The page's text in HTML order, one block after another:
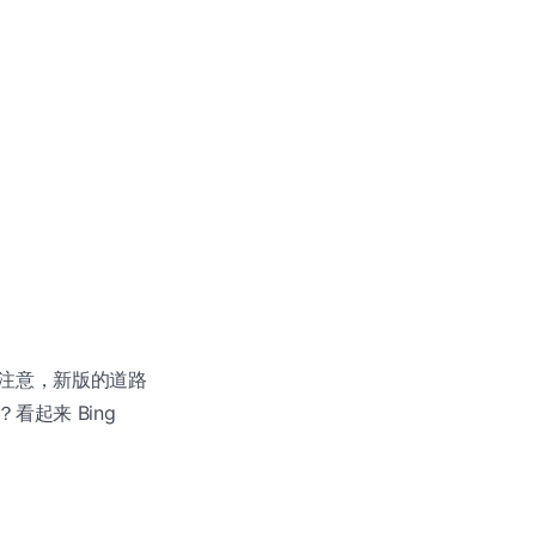
意，新版的道路
看起来 Bing